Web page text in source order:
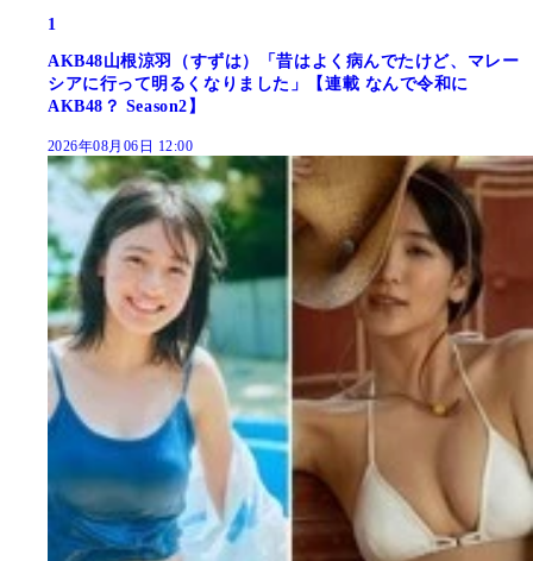
1
AKB48山根涼羽（すずは）「昔はよく病んでたけど、マレー
シアに行って明るくなりました」【連載 なんで令和に
AKB48？ Season2】
2026年08月06日 12:00